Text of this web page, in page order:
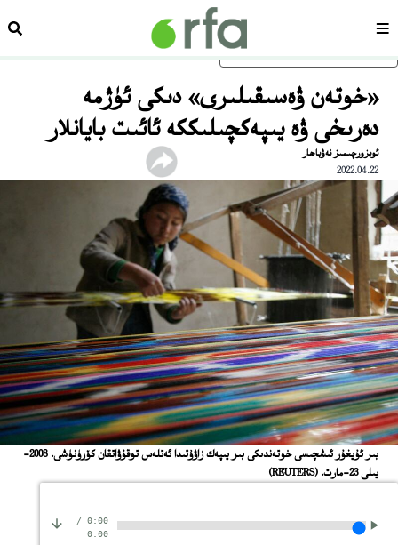
ئاساسلىق مەزمۇنغا ئاتلاڭسەھىپە
«خوتەن ۋەسىقىلىرى» دىكى ئۈژمە
دەرىخى ۋە يىپەكچىلىككە ئائىت بايانلار
ئوبزورچىمىز نەۋباھار
2022.04.22
بىر ئۇيغۇر ئىشچىسى خوتەندىكى بىر يىپەك زاۋۇتىدا ئەتلەس توقۇۋاتقان كۆرۈنۈشى. 2008-
يىلى 23-مارت.
(REUTERS)
0:00
/
0:00